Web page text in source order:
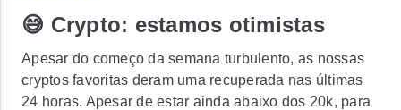
😅 Crypto: estamos otimistas
Apesar do começo da semana turbulento, as nossas
cryptos favoritas deram uma recuperada nas últimas
24 horas. Apesar de estar ainda abaixo dos 20k, para